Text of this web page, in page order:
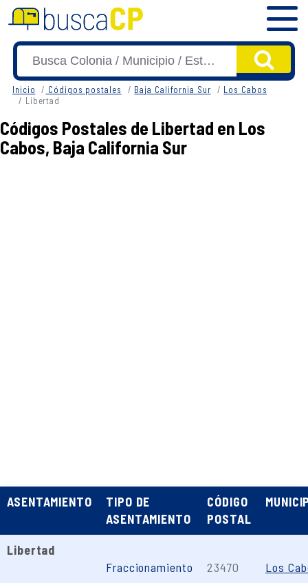
Inicio Códigos postales Baja California Sur
Los Cabos
Libertad
Códigos Postales de Libertad en Los
Cabos, Baja California Sur
ASENTAMIENTO
TIPO DE
ASENTAMIENTO
CÓDIGO
POSTAL
Libertad
Fraccionamiento
23470 Los